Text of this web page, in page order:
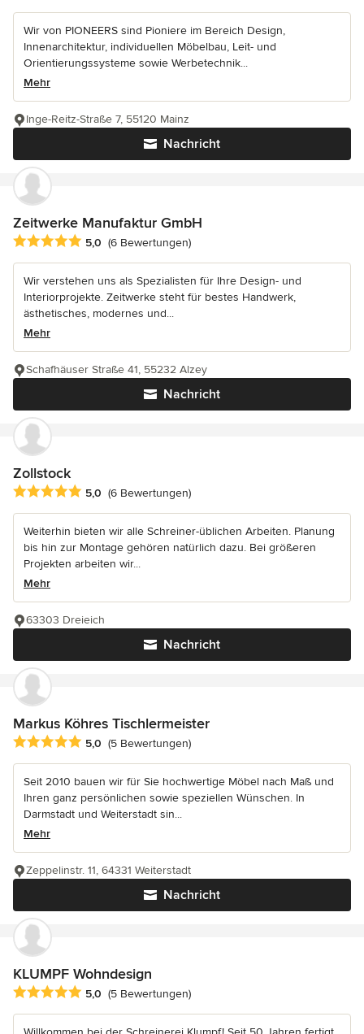
Wir von PIONEERS sind Pioniere im Bereich Design,
Innenarchitektur, individuellen Möbelbau, Leit- und
Orientierungssysteme sowie Werbetechnik...
Mehr
Nachricht
Inge-Reitz-Straße 7, 55120 Mainz
Zeitwerke Manufaktur GmbH
Durchschnittliche Bewertung: 5 von 5 Sternen
5,0 (6 Bewertungen)
Wir verstehen uns als Spezialisten für Ihre Design- und
Interiorprojekte. Zeitwerke steht für bestes Handwerk,
ästhetisches, modernes und...
Mehr
Nachricht
Schafhäuser Straße 41, 55232 Alzey
Zollstock
Durchschnittliche Bewertung: 5 von 5 Sternen
5,0 (6 Bewertungen)
Weiterhin bieten wir alle Schreiner-üblichen Arbeiten. Planung
bis hin zur Montage gehören natürlich dazu. Bei größeren
Projekten arbeiten wir...
Mehr
Nachricht
63303 Dreieich
Markus Köhres Tischlermeister
Durchschnittliche Bewertung: 5 von 5 Sternen
5,0 (5 Bewertungen)
Seit 2010 bauen wir für Sie hochwertige Möbel nach Maß und
Ihren ganz persönlichen sowie speziellen Wünschen. In
Darmstadt und Weiterstadt sin...
Mehr
Nachricht
Zeppelinstr. 11, 64331 Weiterstadt
KLUMPF Wohndesign
Durchschnittliche Bewertung: 5 von 5 Sternen
5,0 (5 Bewertungen)